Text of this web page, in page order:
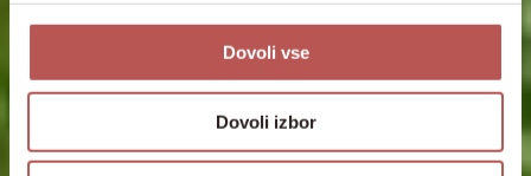
Dovoli vse
Dovoli izbor